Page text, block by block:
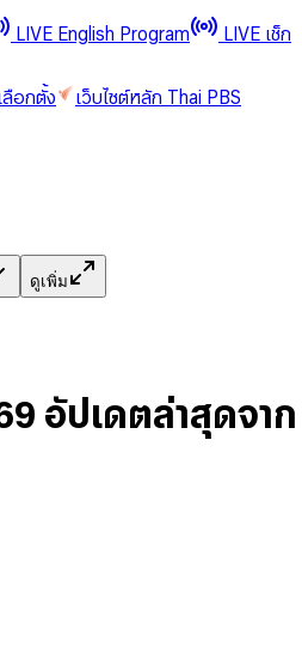
LIVE English Program
LIVE เช็ก
ลือกตั้ง
เว็บไซต์หลัก Thai PBS
ดูเพิ่ม
อัปเดตล่าสุดจาก